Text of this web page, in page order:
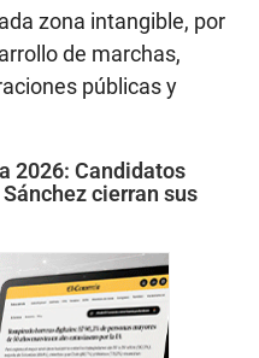
zona intangible, por
de marchas,
públicas y
2026: Candidatos
cierran sus